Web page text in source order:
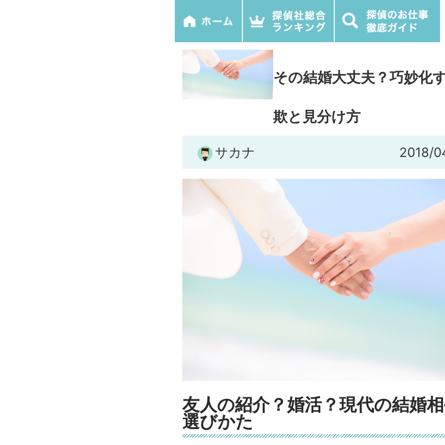
その結婚大丈夫？巧妙化
欺と見分け方
サカナ 2018/
友人の紹介？婚活？現代の結婚
選びかた